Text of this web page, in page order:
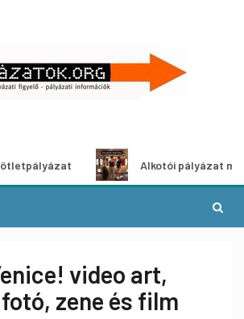
Alkotói pályázat
video art,
zene és film